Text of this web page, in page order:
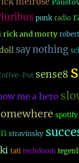
punk radio
rick and morty
say nothing
Pot sense8
me a hero
spotify
stravinsky
tati techdoom